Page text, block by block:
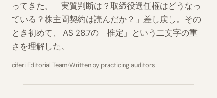
ってきた。「実質判断は？取締役選任権はどうなっ
ている？株主間契約は読んだか？」差し戻し。その
とき初めて、IAS 28.7の「推定」という二文字の重
さを理解した。
ciferi Editorial Team Written by practicing auditors